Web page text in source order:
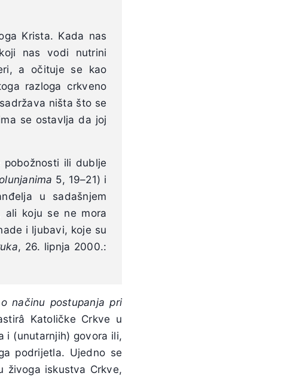
Krista. Kada nas
nas vodi nutrini
a očituje se kao
razloga crkveno
ništa što se
se ostavlja da joj
ili dublje
5, 19–21) i
u sadašnjem
ali koju se ne mora
i ljubavi, koje su
, 26. lipnja 2000.:
načinu postupanja pri
Katoličke Crkve u
i (unutarnjih) govora ili,
podrijetla. Ujedno se
živoga iskustva Crkve,